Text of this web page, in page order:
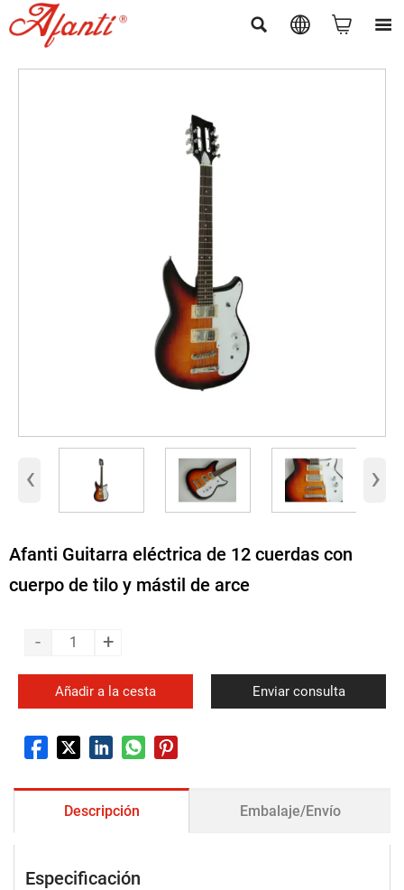
   
‹ ›
Afanti Guitarra eléctrica de 12 cuerdas con
cuerpo de tilo y mástil de arce
- +
Añadir a la cesta Enviar consulta
Descripción Embalaje/Envío
Especificación